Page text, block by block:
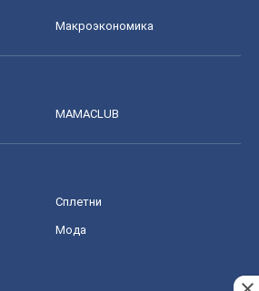
Mакроэкономика
MAMACLUB
Сплетни
Мода